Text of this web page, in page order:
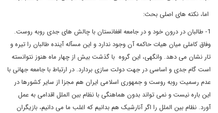
اما، نکته های اصلی بحث:
1- طالبان در درون خود و در جامعه افغانستان با چالش های جدی روبه روست.
وفاق کاملی میان هیات حاکمه آن وجود ندارد و این مسآله آینده طالبان را تیره و
تار نشان می دهد. وانگهی، این گروه با گذشت بیش از چهار ماه هنوز نتوانسته
است گام جدی و اساسی در جهت دولت سازی بردارد. در ارتباط با جامعه جهانی با
عدم رسمیت روبه روست و جمهوری اسلامی ایران هم مجزا از سایر کشورها در
این باره نیست و نمی تواند بدون هماهنگی با نظام بین الملل اقدامی به عمل
آورد. نظام بین الملل را اگر آنارشیک هم بدانیم که اغلب ما می دانیم، بازیگران